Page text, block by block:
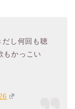
だし何回も聴
もかっこい